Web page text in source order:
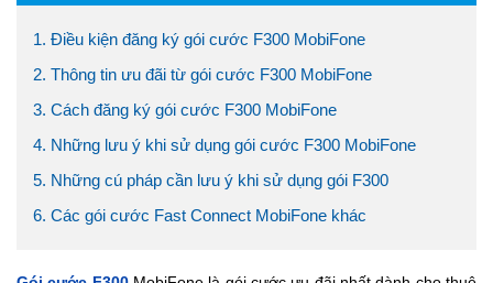
1. Điều kiện đăng ký gói cước F300 MobiFone
2. Thông tin ưu đãi từ gói cước F300 MobiFone
3. Cách đăng ký gói cước F300 MobiFone
4. Những lưu ý khi sử dụng gói cước F300 MobiFone
5. Những cú pháp cần lưu ý khi sử dụng gói F300
6. Các gói cước Fast Connect MobiFone khác